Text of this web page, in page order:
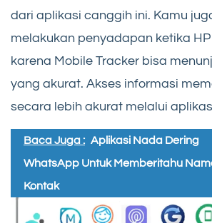
dari aplikasi canggih ini. Kamu
melakukan penyadapan ketika
karena Mobile Tracker bisa
yang akurat. Akses informasi
secara lebih akurat melalui
Baca Juga : Aplikasi Nada Dering
WhatsApp Untuk Memberitahu
Kontak